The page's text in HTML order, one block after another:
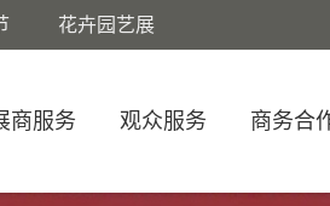
花卉园艺展
商服务 观众服务 商务合